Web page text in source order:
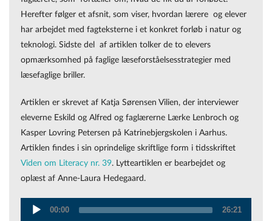
Herefter følger et afsnit, som viser, hvordan lærere og elever
har arbejdet med fagteksterne i et konkret forløb i natur og
teknologi. Sidste del af artiklen tolker de to elevers
opmærksomhed på faglige læseforståelsesstrategier med
læsefaglige briller.
Artiklen er skrevet af Katja Sørensen Vilien, der interviewer
eleverne Eskild og Alfred og faglærerne Lærke Lenbroch og
Kasper Lovring Petersen på Katrinebjergskolen i Aarhus.
Artiklen findes i sin oprindelige skriftlige form i tidsskriftet
Viden om Literacy nr. 39. Lytteartiklen er bearbejdet og
oplæst af Anne-Laura Hedegaard.
00:00 26:21